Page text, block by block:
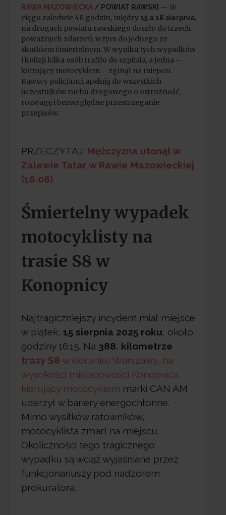
RAWA MAZOWIECKA/ POWIAT RAWSKI — W
ciągu zaledwie 48 godzin, między15 a 16 sierpnia,
na drogach powiatu rawskiego doszło do trzech
poważnych zdarzeń, w tym do jednego ze
skutkiem śmiertelnym. W wyniku tych wypadków
i kolizji kilka osób trafiło do szpitala, a jedna –
kierujący motocyklem – zginął na miejscu.
Rawscy policjanci apelują do wszystkich
uczestników ruchu drogowego o ostrożność,
rozwagę i bezwzględne przestrzeganie
przepisów.
PRZECZYTAJ: Mężczyzna utonął w
Zalewie Tatar w Rawie Mazowieckiej
(16.08)
Śmiertelny wypadek
motocyklisty na
trasie S8 w
Konopnicy
Najtragiczniejszy incydent miał miejsce
w piątek, 15 sierpnia 2025 roku, około
godziny 16:15. Na 388. kilometrze
trasy S8 w kierunku Warszawy, na
wysokości miejscowości Konopnica,
kierujący motocyklem marki CAN AM
uderzył w bariery energochłonne.
Mimo wysiłków ratowników,
motocyklista zmarł na miejscu.
Okoliczności tego tragicznego
wypadku są wciąż wyjaśniane przez
funkcjonariuszy pod nadzorem
prokuratora.